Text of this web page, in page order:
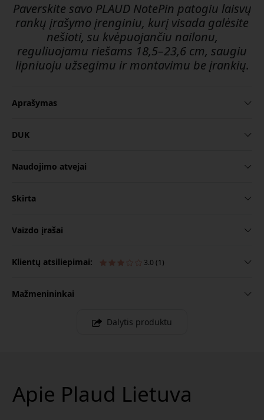
Paverskite savo PLAUD NotePin patogiu laisvų
rankų įrašymo įrenginiu, kurį visada galėsite
nešioti, su kvėpuojančiu nailonu,
reguliuojamu riešams 18,5–23,6 cm, saugiu
lipniuoju užsegimu ir montavimu be įrankių.
Aprašymas
DUK
Naudojimo atvejai
Skirta
Vaizdo įrašai
Klientų atsiliepimai: 3.0 (1)
Mažmenininkai
Dalytis produktu
Apie Plaud Lietuva